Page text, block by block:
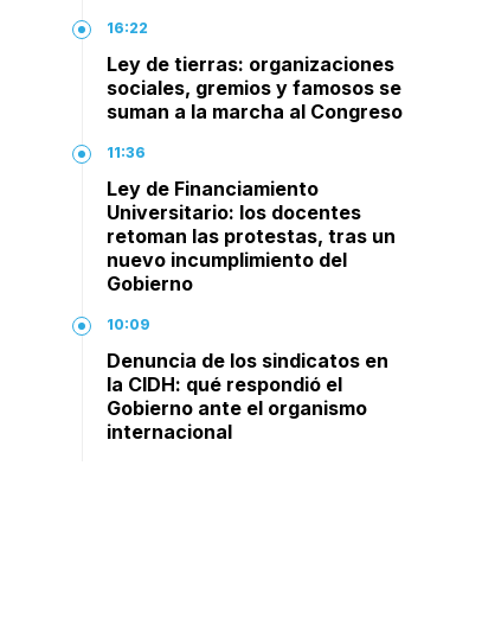
16:22
Ley de tierras: organizaciones
sociales, gremios y famosos se
suman a la marcha al Congreso
11:36
Ley de Financiamiento
Universitario: los docentes
retoman las protestas, tras un
nuevo incumplimiento del
Gobierno
10:09
Denuncia de los sindicatos en
la CIDH: qué respondió el
Gobierno ante el organismo
internacional